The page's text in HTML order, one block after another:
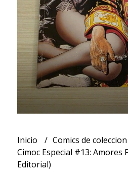
Inicio
Comics de coleccion
Cimoc Especial #13:
Editorial)